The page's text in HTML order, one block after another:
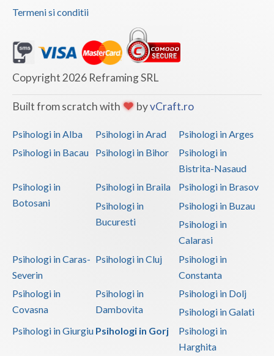
Valcea
Vaslui
Vrancea
Termeni si conditii
Copyright 2026 Reframing SRL
Built from scratch with byvCraft.ro
Psihologi in Alba Psihologi in Arad
Psihologi in Arges
Psihologi in Bacau
Psihologi in Bihor
Psihologi in
Bistrita-Nasaud
Psihologi in
Botosani
Psihologi in Braila
Psihologi in Brasov
Psihologi in
Bucuresti
Psihologi in Buzau
Psihologi in
Calarasi
Psihologi in Caras-
Severin
Psihologi in Cluj
Psihologi in
Constanta
Psihologi in
Covasna
Psihologi in
Dambovita
Psihologi in Dolj
Psihologi in Galati
Psihologi in Giurgiu Psihologi in Gorj
Psihologi in
Harghita